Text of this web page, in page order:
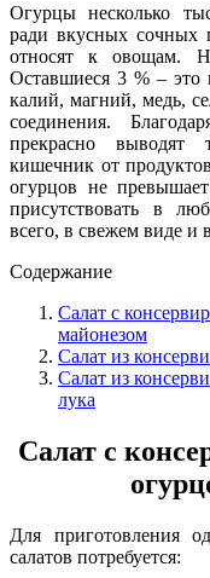
Огурцы несколько
ради вкусных сочных
относят к овощам.
Оставшиеся 3 % –
калий, магний, медь,
соединения.
прекрасно
кишечник от
огурцов не
присутствовать в
всего, в свежем виде и
Содержание
Салат с
майонезом
Салат из
Салат из
лука
Салат с
Для приготовления
салатов потребуется: